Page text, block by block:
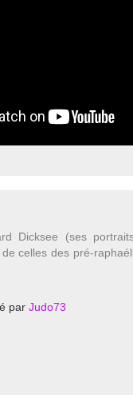
Dicksee (ses
celles des pré-
par Judo73